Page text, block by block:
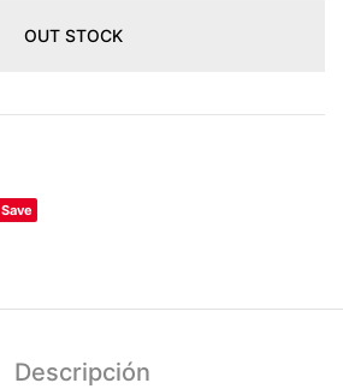
OUT STOCK
Save
Descripción